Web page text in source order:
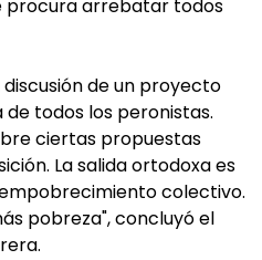
procura arrebatar todos
de un proyecto
todos los peronistas.
ciertas propuestas
La salida ortodoxa es
colectivo.
pobreza", concluyó el